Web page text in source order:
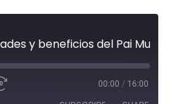
00:00 / 16:00